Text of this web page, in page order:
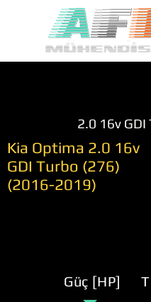
2.0 16v
Kia Optima 2.0 16v
GDI Turbo (276)
(2016-2019)
Güç [HP]